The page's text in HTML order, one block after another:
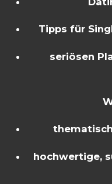
Tipps für
seriösen
hochwertige,